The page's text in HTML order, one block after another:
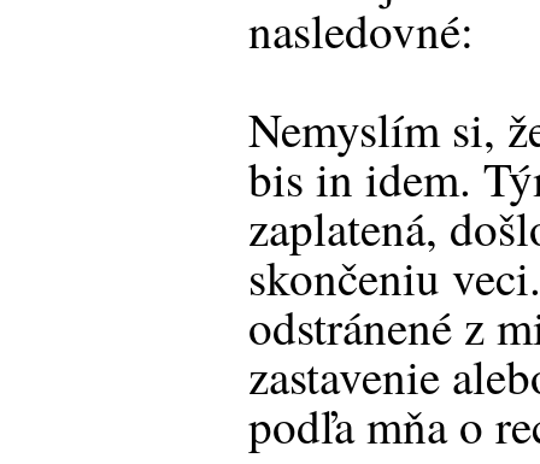
nasledovné:
Nemyslím si,
bis in idem.
zaplatená,
skončeniu
odstránené z
zastavenie
podľa mňa o